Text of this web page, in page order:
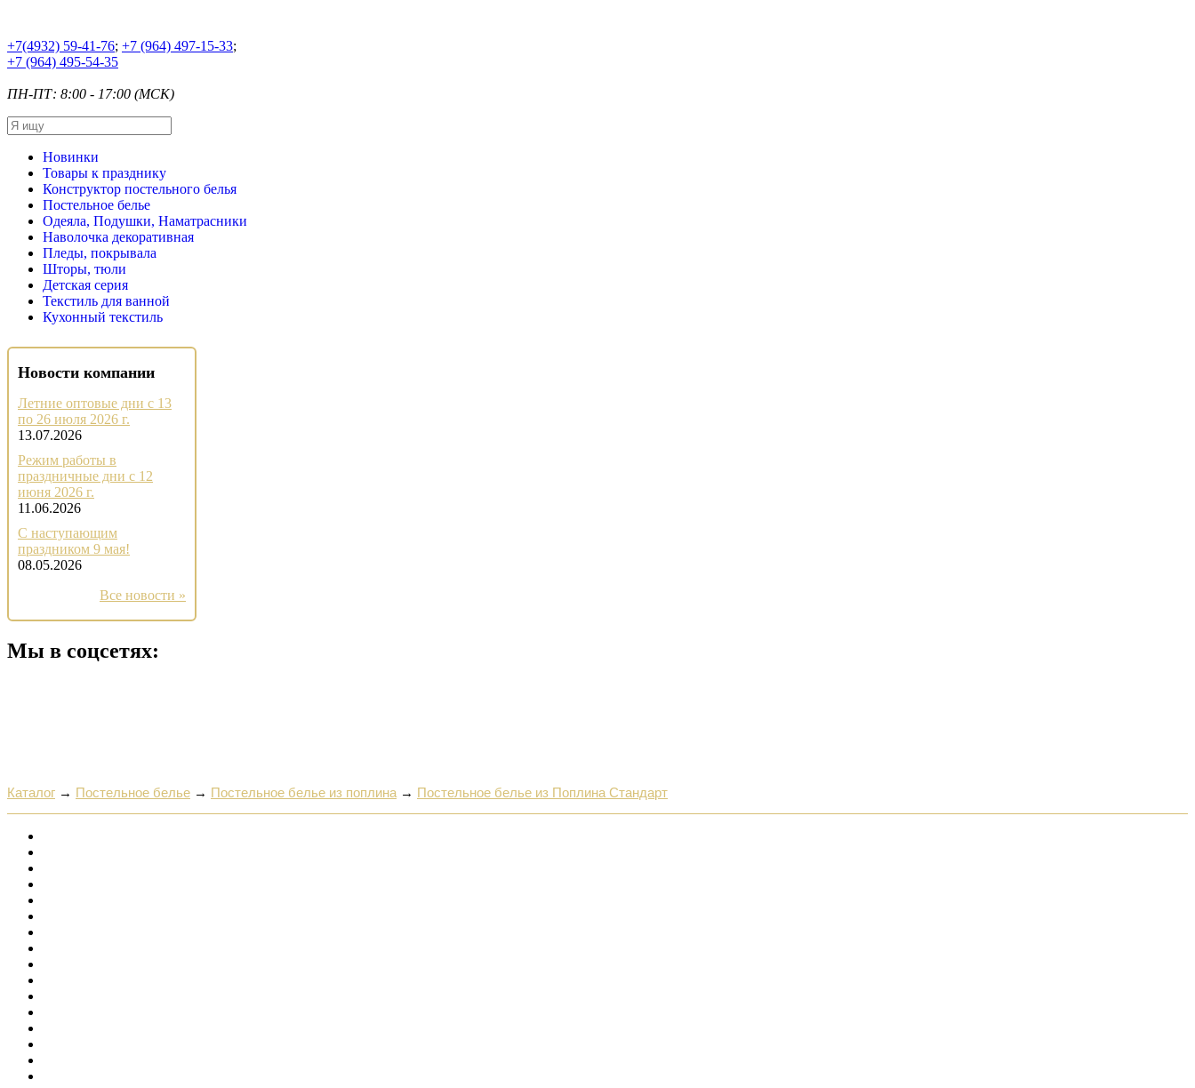
+7(4932) 59-41-76; +7 (964) 497-15-33;
+7 (964) 495-54-35
ПН-ПТ: 8:00 - 17:00 (МСК)
Новинки
Товары к празднику
Конструктор постельного белья
Постельное белье
Одеяла, Подушки, Наматрасники
Наволочка декоративная
Пледы, покрывала
Шторы, тюли
Детская серия
Текстиль для ванной
Кухонный текстиль
Новости компании
Летние оптовые дни с 13
по 26 июля 2026 г.
13.07.2026
Режим работы в
праздничные дни с 12
июня 2026 г.
11.06.2026
С наступающим
праздником 9 мая!
08.05.2026
Все новости »
Мы в соцсетях:
Каталог → Постельное белье → Постельное белье из поплина → Постельное белье из Поплина Стандарт